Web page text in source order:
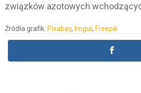
związków azotowych
Źródła grafik: Pixabay, Imgur, Freepik